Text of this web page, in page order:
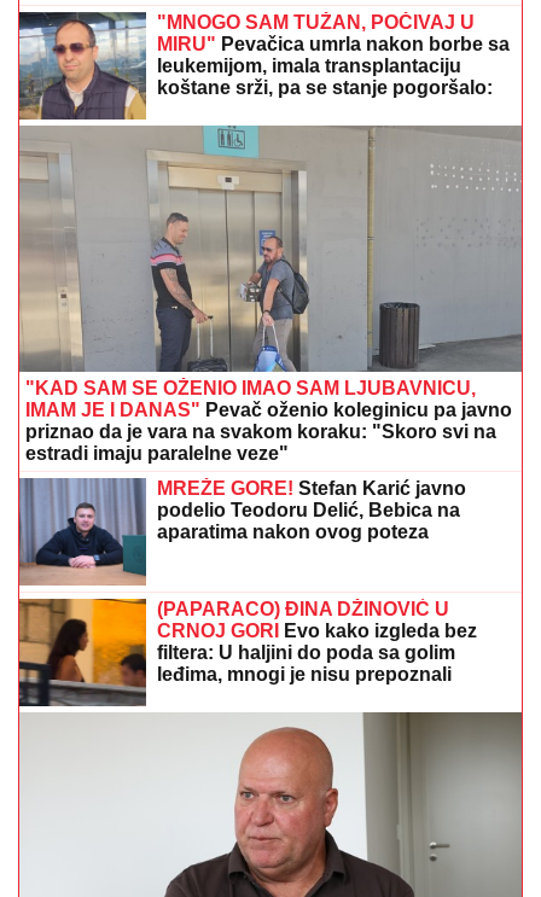
"MNOGO SAM TUŽAN, POČIVAJ U
MIRU" Pevačica umrla nakon borbe sa
leukemijom, imala transplantaciju
koštane srži, pa se stanje pogoršalo:
"KAD SAM SE OŽENIO IMAO SAM LJUBAVNICU,
IMAM JE I DANAS" Pevač oženio koleginicu pa javno
priznao da je vara na svakom koraku: "Skoro svi na
estradi imaju paralelne veze"
MREŽE GORE! Stefan Karić javno
podelio Teodoru Delić, Bebica na
aparatima nakon ovog poteza
(PAPARACO) ĐINA DŽINOVIĆ U
CRNOJ GORI
Evo kako izgleda bez
filtera: U haljini do poda sa golim
leđima, mnogi je nisu prepoznali